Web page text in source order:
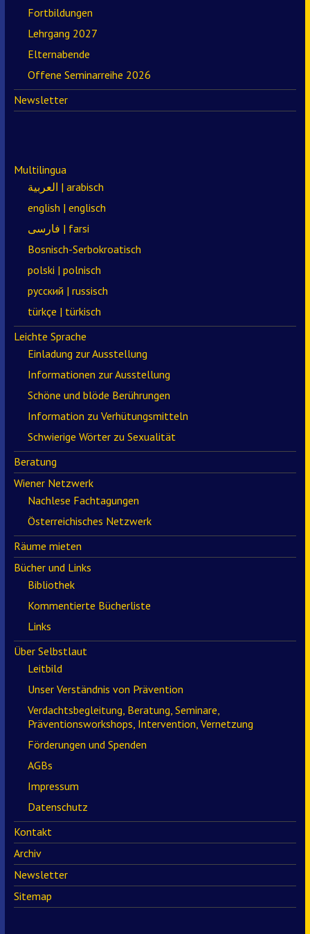
Fortbildungen
Lehrgang 2027
Elternabende
Offene Seminarreihe 2026
Newsletter
Multilingua
العربية | arabisch
english | englisch
فارسی | farsi
Bosnisch-Serbokroatisch
polski | polnisch
русский | russisch
türkçe | türkisch
Leichte Sprache
Einladung zur Ausstellung
Informationen zur Ausstellung
Schöne und blöde Berührungen
Information zu Verhütungsmitteln
Schwierige Wörter zu Sexualität
Beratung
Wiener Netzwerk
Nachlese Fachtagungen
Österreichisches Netzwerk
Räume mieten
Bücher und Links
Bibliothek
Kommentierte Bücherliste
Links
Über Selbstlaut
Leitbild
Unser Verständnis von Prävention
Verdachtsbegleitung, Beratung, Seminare,
Präventionsworkshops, Intervention, Vernetzung
Förderungen und Spenden
AGBs
Impressum
Datenschutz
Kontakt
Archiv
Newsletter
Sitemap